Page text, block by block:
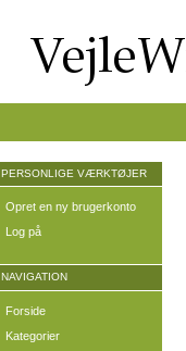
PERSONLIGE VÆRKTØJER
Opret en ny brugerkonto
Log på
NAVIGATION
Forside
Kategorier